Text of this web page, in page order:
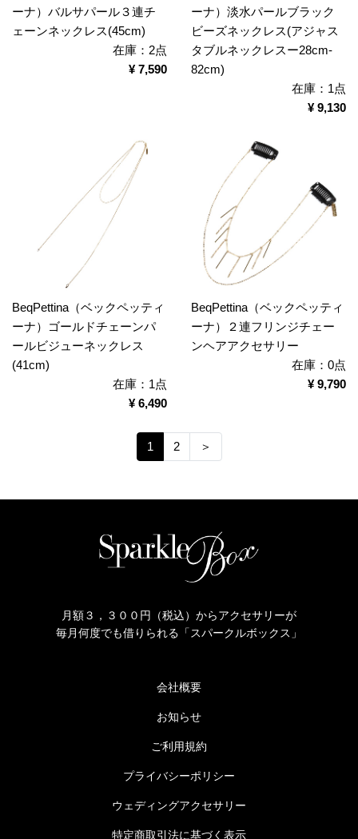
ーナ）バルサパール３連チ
ェーンネックレス(45cm)
在庫：2点
¥ 7,590
ーナ）淡水パールブラック
ビーズネックレス(アジャス
タブルネックレスー28cm-
82cm)
在庫：1点
¥ 9,130
BeqPettina（ベックペッティ
ーナ）ゴールドチェーンパ
ールビジューネックレス
(41cm)
在庫：1点
¥ 6,490
BeqPettina（ベックペッティ
ーナ）２連フリンジチェー
ンヘアアクセサリー
在庫：0点
¥ 9,790
1 2 ＞
月額３，３００円（税込）からアクセサリーが
毎月何度でも借りられる「スパークルボックス」
会社概要
お知らせ
ご利用規約
プライバシーポリシー
ウェディングアクセサリー
特定商取引法に基づく表示